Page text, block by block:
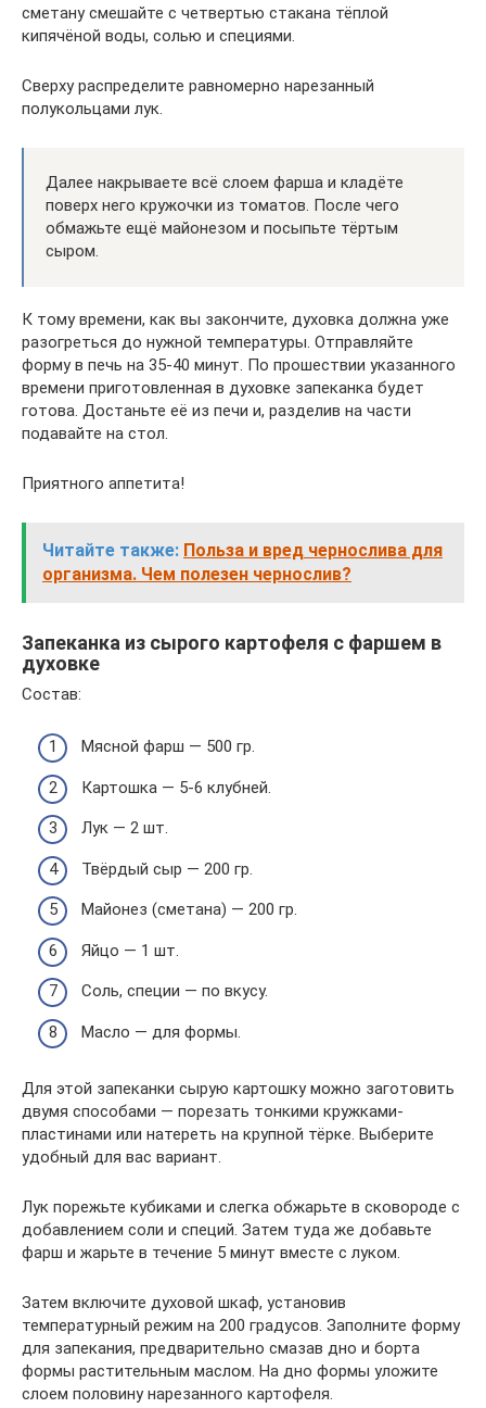
сметану смешайте с четвертью стакана тёплой
кипячёной воды, солью и специями.
Сверху распределите равномерно нарезанный
полукольцами лук.
Далее накрываете всё слоем фарша и кладёте
поверх него кружочки из томатов. После чего
обмажьте ещё майонезом и посыпьте тёртым
сыром.
К тому времени, как вы закончите, духовка должна уже
разогреться до нужной температуры. Отправляйте
форму в печь на 35-40 минут. По прошествии указанного
времени приготовленная в духовке запеканка будет
готова. Достаньте её из печи и, разделив на части
подавайте на стол.
Приятного аппетита!
Читайте также: Польза и вред чернослива для
организма. Чем полезен чернослив?
Запеканка из сырого картофеля с фаршем в
духовке
Состав:
Мясной фарш — 500 гр.
Картошка — 5-6 клубней.
Лук — 2 шт.
Твёрдый сыр — 200 гр.
Майонез (сметана) — 200 гр.
Яйцо — 1 шт.
Соль, специи — по вкусу.
Масло — для формы.
Для этой запеканки сырую картошку можно заготовить
двумя способами — порезать тонкими кружками-
пластинами или натереть на крупной тёрке. Выберите
удобный для вас вариант.
Лук порежьте кубиками и слегка обжарьте в сковороде с
добавлением соли и специй. Затем туда же добавьте
фарш и жарьте в течение 5 минут вместе с луком.
Затем включите духовой шкаф, установив
температурный режим на 200 градусов. Заполните форму
для запекания, предварительно смазав дно и борта
формы растительным маслом. На дно формы уложите
слоем половину нарезанного картофеля.